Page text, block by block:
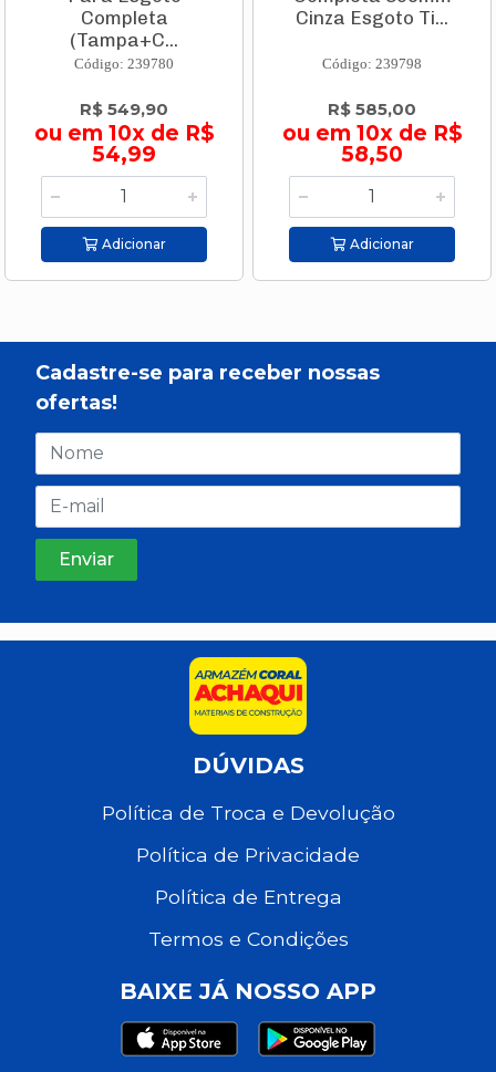
Completa
(Tampa+C...
Código: 239780
R$ 549,90
ou em 10x de R$
54,99
Adicionar
Cinza Esgoto Ti...
Código: 239798
R$ 585,00
ou em 10x de R$
58,50
Adicionar
Cadastre-se para receber nossas
ofertas!
DÚVIDAS
Política de Troca e Devolução
Política de Privacidade
Política de Entrega
Termos e Condições
BAIXE JÁ NOSSO APP